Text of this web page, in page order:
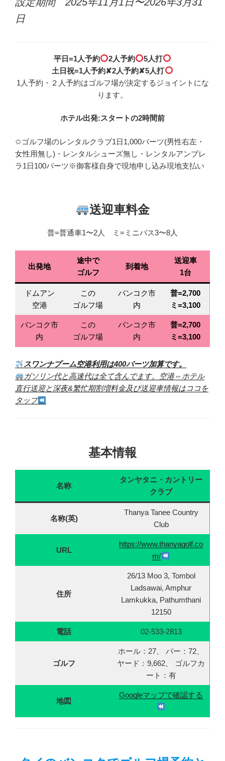
日
平日=1人予約 2人予約
5人打
土日祝=1人予約✘2人予約✘5人打
1人予約・２人予約はゴルフ場が決定するジョイントにな
ります。
ホテル出発:スタートの2時間前
✩ゴルフ場のレンタルクラブ1日1,000バーツ(男性右左・
女性用無し)・レンタルシューズ無し・レンタルアンブレ
ラ1日100バーツ※御客様自身で現地申し込み現地支払い
送迎車料金
普=普通車1〜2人 ミ=ミニバス3〜8人
出発地
途中で
ゴルフ
到着地
送迎車
1台
ドムアン
空港
この
ゴルフ場
バンコク市
内
普=2,700
ミ=3,100
バンコク市
内
この
ゴルフ場
バンコク市
内
普=2,700
ミ=3,100
スワンナプーム空港利用は400バーツ加算です。
ガソリン代と高速代は全て含んでます。
空港⇔ホテル
直行送迎と深夜&繁忙期割増料金及び送迎車情報はココを
タップ
基本情報
名称
タンヤタニ・カントリー
クラブ
名称(英)
Thanya Tanee Country
Club
URL
https://www.thanyagolf.co
m/
住所
26/13 Moo 3, Tombol
Ladsawai, Amphur
Lamkukka, Pathumthani
12150
電話 02-533-2813
ゴルフ
ホール：27、 パー：72、
ヤード：9,662、 ゴルフカ
ート：有
地図
Googleマップで確認する